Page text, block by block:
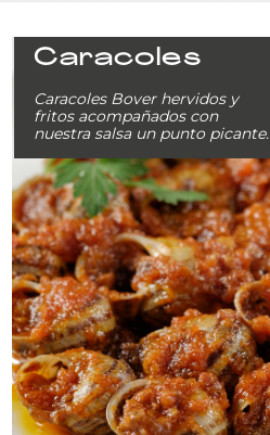
Caracoles
Caracoles Bover hervidos y
fritos acompañados con
nuestra salsa un punto picante.